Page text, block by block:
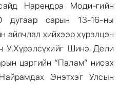
Нарендра Моди-гийн
дугаар сарын 13-16-ны
айлчлал хийхээр хүрэлцэн
У.Хүрэлсүхийг Шинэ Дели
цэргийн “Палам” нисэх
Энэтхэг Улсын